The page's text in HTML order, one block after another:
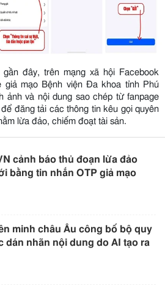
gần đây, trên mạng xã hội Facebook
giả mạo Bệnh viện Đa khoa tỉnh Phú
ảnh và nội dung sao chép từ fanpage
đăng tải các thông tin kêu gọi quyên
lừa đảo, chiếm đoạt tài sản.
cảnh báo thủ đoạn lừa đảo
bằng tin nhắn OTP giả mạo
minh châu Âu công bố bộ quy
dán nhãn nội dung do AI tạo ra